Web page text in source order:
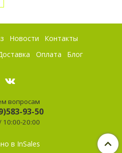
Новости
Контакты
Оплата Блог
вопросам
93-50
10:00-20:00
в InSales